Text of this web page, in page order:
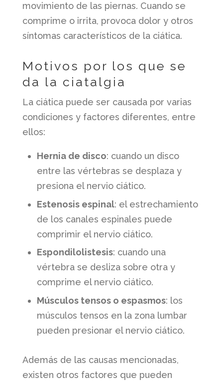
movimiento de las piernas. Cuando se
comprime o irrita, provoca dolor y otros
síntomas característicos de la ciática.
Motivos por los que se
da la ciatalgia
La ciática puede ser causada por varias
condiciones y factores diferentes, entre
ellos:
Hernia de disco: cuando un disco
entre las vértebras se desplaza y
presiona el nervio ciático.
Estenosis espinal: el estrechamiento
de los canales espinales puede
comprimir el nervio ciático.
Espondilolistesis: cuando una
vértebra se desliza sobre otra y
comprime el nervio ciático.
Músculos tensos o espasmos: los
músculos tensos en la zona lumbar
pueden presionar el nervio ciático.
Además de las causas mencionadas,
existen otros factores que pueden